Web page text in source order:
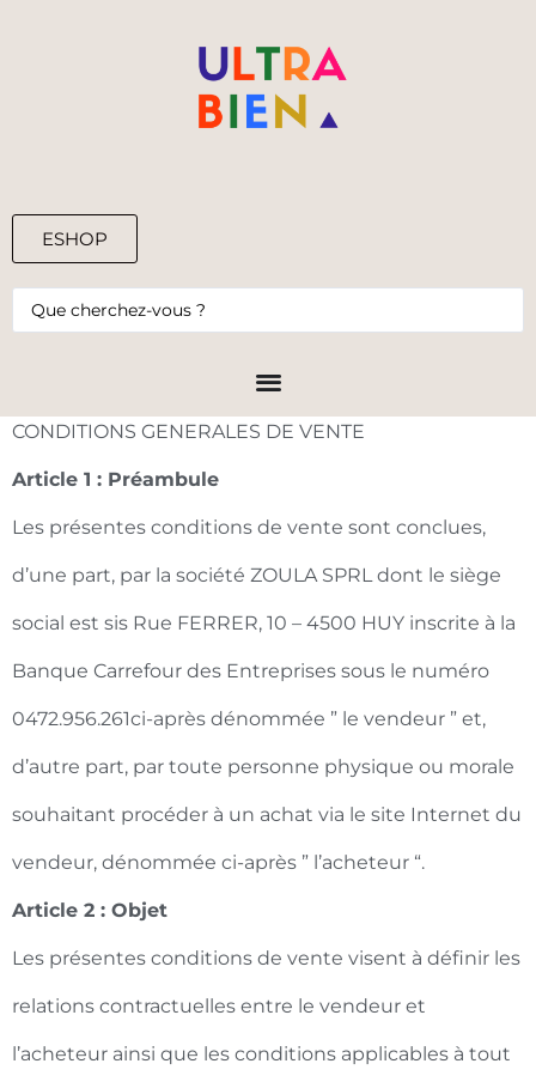
ESHOP
0,00€
CONDITIONS GENERALES DE VENTE
Article 1 : Préambule
Les présentes conditions de vente sont conclues,
d’une part, par la société ZOULA SPRL dont le siège
social est sis Rue FERRER, 10 – 4500 HUY inscrite à la
Banque Carrefour des Entreprises sous le numéro
0472.956.261ci-après dénommée ” le vendeur ” et,
d’autre part, par toute personne physique ou morale
souhaitant procéder à un achat via le site Internet du
vendeur, dénommée ci-après ” l’acheteur “.
Article 2 : Objet
Les présentes conditions de vente visent à définir les
relations contractuelles entre le vendeur et
l’acheteur ainsi que les conditions applicables à tout